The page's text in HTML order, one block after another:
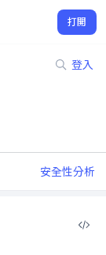
打開
登入
安全性分析